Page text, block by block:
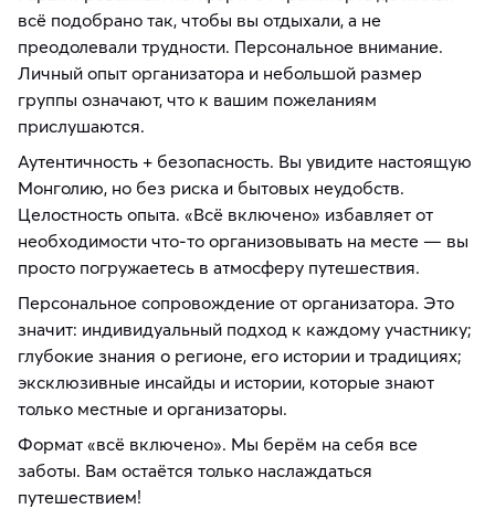
всё подобрано так, чтобы вы отдыхали, а не
преодолевали трудности. Персональное внимание.
Личный опыт организатора и небольшой размер
группы означают, что к вашим пожеланиям
прислушаются.
Аутентичность + безопасность. Вы увидите настоящую
Монголию, но без риска и бытовых неудобств.
Целостность опыта. «Всё включено» избавляет от
необходимости что‑то организовывать на месте — вы
просто погружаетесь в атмосферу путешествия.
Персональное сопровождение от организатора. Это
значит: индивидуальный подход к каждому участнику;
глубокие знания о регионе, его истории и традициях;
эксклюзивные инсайды и истории, которые знают
только местные и организаторы.
Формат «всё включено». Мы берём на себя все
заботы. Вам остаётся только наслаждаться
путешествием!